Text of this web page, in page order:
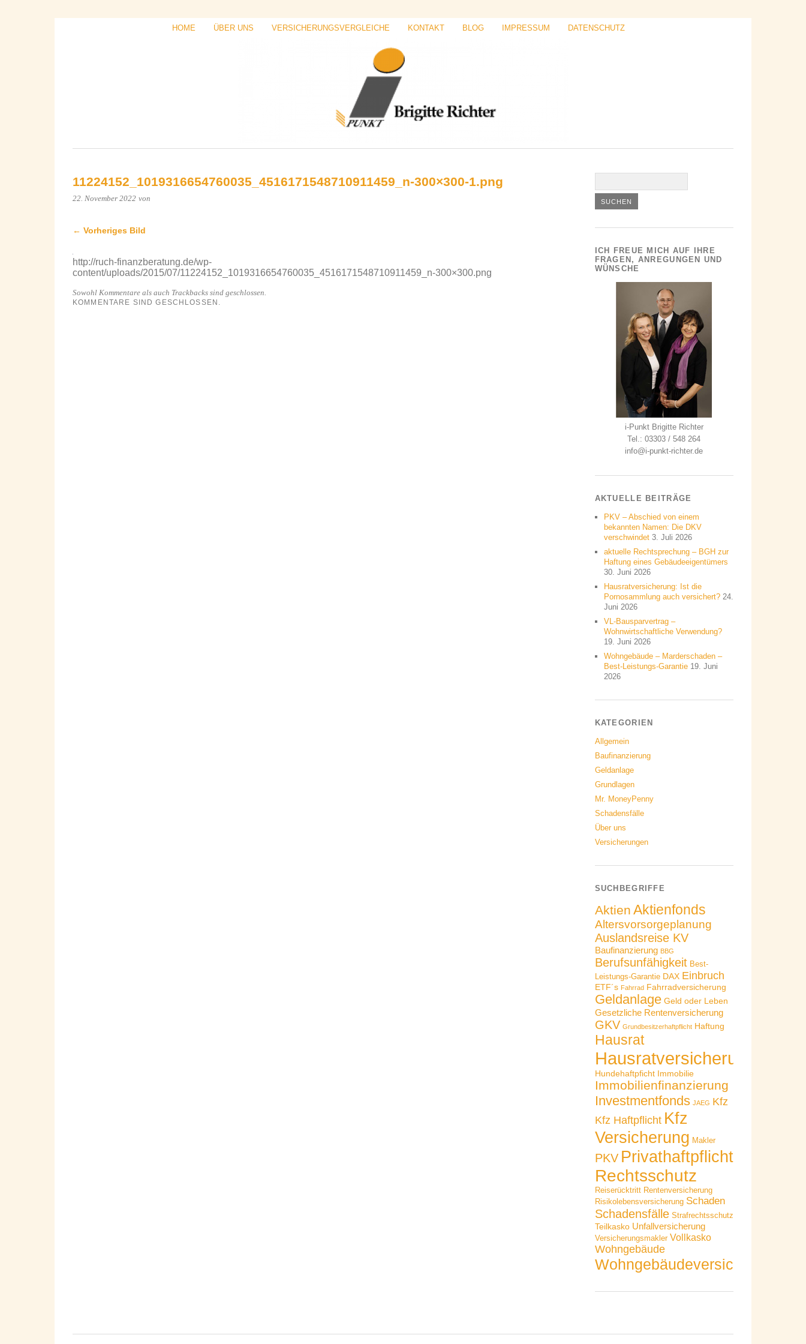
HOME ÜBER UNS VERSICHERUNGSVERGLEICHE KONTAKT BLOG IMPRESSUM DATENSCHUTZ
11224152_1019316654760035_4516171548710911459_n-300×300-1.png
22. November 2022 von
← Vorheriges Bild
http://ruch-finanzberatung.de/wp-
content/uploads/2015/07/11224152_1019316654760035_4516171548710911459_n-300×300.png
Sowohl Kommentare als auch Trackbacks sind geschlossen.
KOMMENTARE SIND GESCHLOSSEN.
ICH FREUE MICH AUF IHRE
FRAGEN, ANREGUNGEN UND
WÜNSCHE
i-Punkt Brigitte Richter
Tel.: 03303 / 548 264
info@i-punkt-richter.de
AKTUELLE BEITRÄGE
PKV – Abschied von einem
bekannten Namen: Die DKV
verschwindet 3. Juli 2026
aktuelle Rechtsprechung – BGH zur
Haftung eines Gebäudeeigentümers
30. Juni 2026
Hausratversicherung: Ist die
Pornosammlung auch versichert? 24.
Juni 2026
VL-Bausparvertrag –
Wohnwirtschaftliche Verwendung?
19. Juni 2026
Wohngebäude – Marderschaden –
Best-Leistungs-Garantie 19. Juni
2026
KATEGORIEN
Allgemein
Baufinanzierung
Geldanlage
Grundlagen
Mr. MoneyPenny
Schadensfälle
Über uns
Versicherungen
SUCHBEGRIFFE
Aktien Aktienfonds
Altersvorsorgeplanung
Auslandsreise KV
Baufinanzierung BBG
Berufsunfähigkeit Best-
Leistungs-Garantie DAX Einbruch
ETF´s Fahrrad Fahrradversicherung
Geldanlage Geld oder Leben
Gesetzliche Rentenversicherung
GKV Grundbesitzerhaftpflicht Haftung
Hausrat
Hausratversicherung
Hundehaftpficht Immobilie
Immobilienfinanzierung
Investmentfonds JAEG Kfz
Kfz Haftpflicht Kfz
Versicherung Makler
PKV Privathaftpflicht
Rechtsschutz
Reiserücktritt Rentenversicherung
Risikolebensversicherung Schaden
Schadensfälle Strafrechtsschutz
Teilkasko Unfallversicherung
Versicherungsmakler Vollkasko
Wohngebäude
Wohngebäudeversicherung